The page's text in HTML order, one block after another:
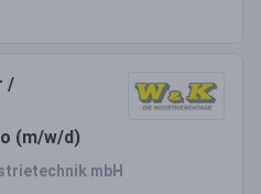
/
(m/w/d)
mbH